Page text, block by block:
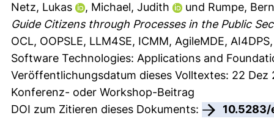
Netz, Lukas , Michael, Judith und Rumpe,
Guide Citizens through Processes in the Public
OCL, OOPSLE, LLM4SE, ICMM, AgileMDE,
Software Technologies: Applications and
Veröffentlichungsdatum dieses Volltextes: 22 Dez
Konferenz- oder Workshop-Beitrag
DOI zum Zitieren dieses Dokuments: